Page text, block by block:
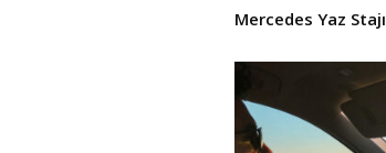
Mercedes Yaz Stajı